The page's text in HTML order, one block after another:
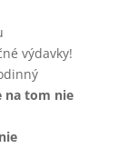
výdavky!
na tom nie